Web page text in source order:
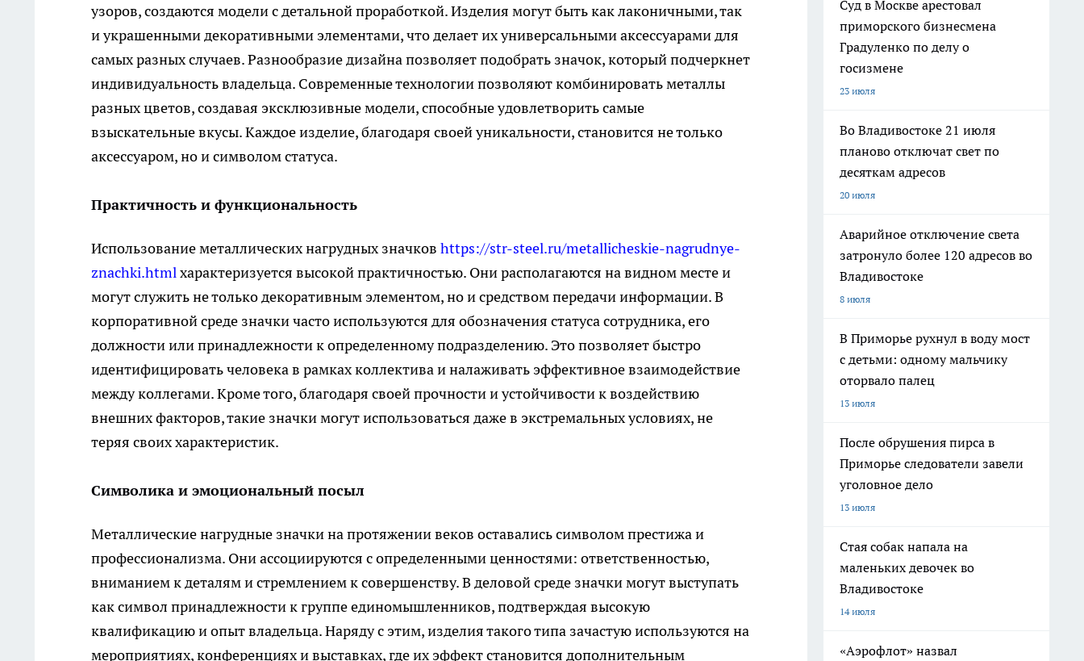
узоров, создаются модели с детальной проработкой. Изделия могут быть как лаконичными, так
и украшенными декоративными элементами, что делает их универсальными аксессуарами для
самых разных случаев. Разнообразие дизайна позволяет подобрать значок, который подчеркнет
индивидуальность владельца. Современные технологии позволяют комбинировать металлы
разных цветов, создавая эксклюзивные модели, способные удовлетворить самые
взыскательные вкусы. Каждое изделие, благодаря своей уникальности, становится не только
аксессуаром, но и символом статуса.
Практичность и функциональность
Использование металлических нагрудных значков https://str-steel.ru/metallicheskie-nagrudnye-
znachki.htmlхарактеризуется высокой практичностью. Они располагаются на видном месте и
могут служить не только декоративным элементом, но и средством передачи информации. В
корпоративной среде значки часто используются для обозначения статуса сотрудника, его
должности или принадлежности к определенному подразделению. Это позволяет быстро
идентифицировать человека в рамках коллектива и налаживать эффективное взаимодействие
между коллегами. Кроме того, благодаря своей прочности и устойчивости к воздействию
внешних факторов, такие значки могут использоваться даже в экстремальных условиях, не
теряя своих характеристик.
Символика и эмоциональный посыл
Металлические нагрудные значки на протяжении веков оставались символом престижа и
профессионализма. Они ассоциируются с определенными ценностями: ответственностью,
вниманием к деталям и стремлением к совершенству. В деловой среде значки могут выступать
как символ принадлежности к группе единомышленников, подтверждая высокую
квалификацию и опыт владельца. Наряду с этим, изделия такого типа зачастую используются на
мероприятиях, конференциях и выставках, где их эффект становится дополнительным
Суд в Москве арестовал
приморского бизнесмена
Градуленко по делу о
госизмене
23 июля
Во Владивостоке 21 июля
планово отключат свет по
десяткам адресов
20 июля
Аварийное отключение света
затронуло более 120 адресов во
Владивостоке
8 июля
В Приморье рухнул в воду мост
с детьми: одному мальчику
оторвало палец
13 июля
После обрушения пирса в
Приморье следователи завели
уголовное дело
13 июля
Стая собак напала на
маленьких девочек во
Владивостоке
14 июля
«Аэрофлот» назвал